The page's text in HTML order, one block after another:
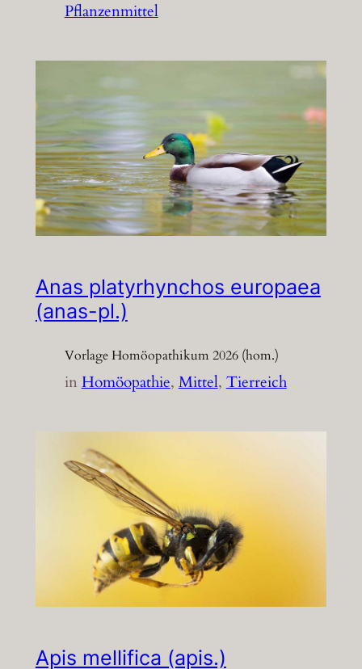
Pflanzenmittel
Anas platyrhynchos europaea
(anas-pl.)
Vorlage Homöopathikum 2026 (hom.)
inHomöopathie, Mittel, Tierreich
Apis mellifica (apis.)